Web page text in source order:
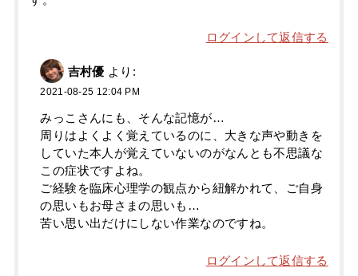
ログインして返信する
吉村優 より:
2021-08-25 12:04 PM
みっこさんにも、そんな記憶が…
周りはよくよく覚えているのに、大きな声や動きを
していた本人が覚えていないのがなんとも不思議な
この症状ですよね。
ご経験を臨床心理学の観点から紐解かれて、ご自身
の思いもお母さまの思いも…
苦い思い出だけにしない作業なのですね。
ログインして返信する